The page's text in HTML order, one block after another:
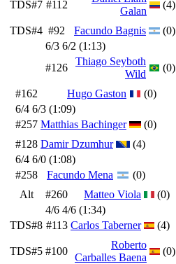
TDS#7 #112
Galan
(4)
TDS#4 #92 Facundo Bagnis
(0)
6/3 6/2 (1:13)
#126
Thiago Seyboth
Wild
(0)
#162 Hugo Gaston
(0)
6/4 6/3 (1:09)
#257 Matthias Bachinger
(0)
#128 Damir Dzumhur
(4)
6/4 6/0 (1:08)
#258
Facundo Mena (0)
Alt #260 Matteo Viola
(0)
4/6 4/6 (1:34)
TDS#8 #113 Carlos Taberner (4)
TDS#5 #100
Roberto
Carballes Baena
(0)